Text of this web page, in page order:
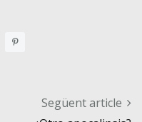
Següent article